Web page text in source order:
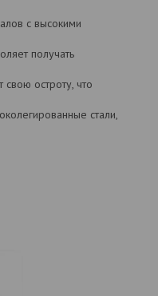
с высокими
получать
остроту, что
стали,